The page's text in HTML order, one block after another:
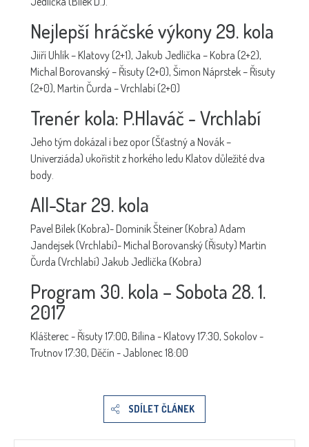
Nejlepší hráčské výkony 29. kola
Jiiří Uhlík – Klatovy (2+1), Jakub Jedlička – Kobra (2+2),
Michal Borovanský – Řisuty (2+0), Šimon Náprstek – Řisuty
(2+0), Martin Čurda – Vrchlabí (2+0)
Trenér kola: P.Hlaváč - Vrchlabí
Jeho tým dokázal i bez opor (Šťastný a Novák –
Univerziáda) ukořistit z horkého ledu Klatov důležité dva
body.
All-Star 29. kola
Pavel Bílek (Kobra)- Dominik Šteiner (Kobra) Adam
Jandejsek (Vrchlabí)- Michal Borovanský (Řisuty) Martin
Čurda (Vrchlabí) Jakub Jedlička (Kobra)
Program 30. kola – Sobota 28. 1.
2017
Klášterec - Řisuty 17:00, Bílina - Klatovy 17:30, Sokolov -
Trutnov 17:30, Děčín - Jablonec 18:00
SDÍLET ČLÁNEK